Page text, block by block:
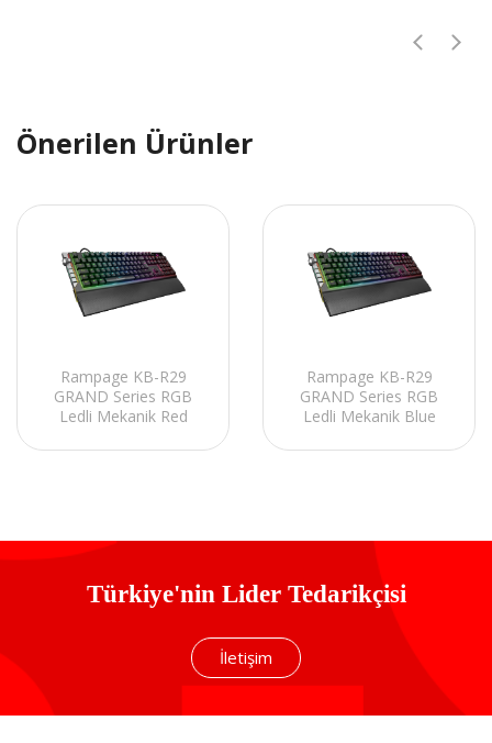
Önerilen Ürünler
Rampage KB-R29
GRAND Series RGB
Ledli Mekanik Red
Oyuncu Klavyesi
Rampage KB-R29
GRAND Series RGB
Ledli Mekanik Blue
Oyuncu Klavyesi
Türkiye'nin Lider Tedarikçisi
İletişim